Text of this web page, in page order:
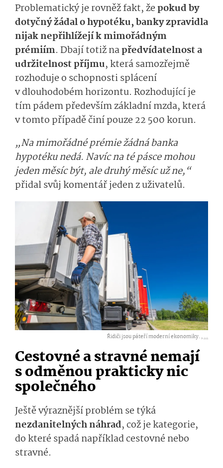
Problematický je rovněž fakt, žepokud by
dotyčný žádal o hypotéku, banky zpravidla
nijak nepřihlížejí k mimořádným
prémiím. Dbají totiž napředvídatelnost a
udržitelnost příjmu, která samozřejmě
rozhoduje o schopnosti splácení
v dlouhodobém horizontu. Rozhodující je
tím pádem především základní mzda, která
v tomto případě činí pouze 22 500 korun.
„Na mimořádné prémie žádná banka
hypotéku nedá. Navíc na té pásce mohou
jeden měsíc být, ale druhý měsíc už ne,“
přidal svůj komentář jeden z uživatelů.
Řidiči jsou páteří moderní ekonomiky. ,...
Cestovné a stravné nemají
s odměnou prakticky nic
společného
Ještě výraznější problém se týká
nezdanitelných náhrad, což je kategorie,
do které spadá například cestovné nebo
stravné.